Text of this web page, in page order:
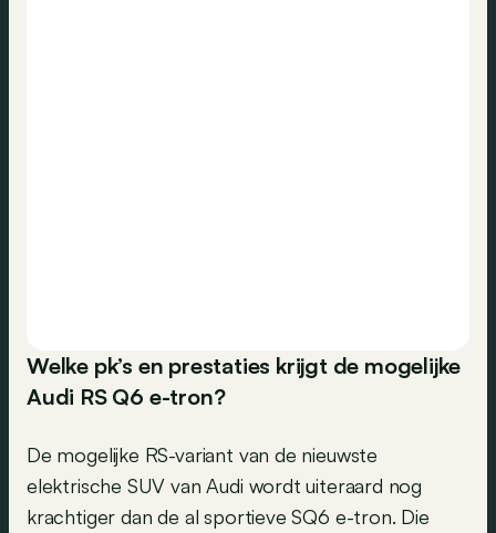
Welke pk’s en prestaties krijgt de mogelijke
Audi RS Q6 e-tron?
De mogelijke RS-variant van de nieuwste
elektrische SUV van Audi wordt uiteraard nog
krachtiger dan de al sportieve SQ6 e-tron. Die